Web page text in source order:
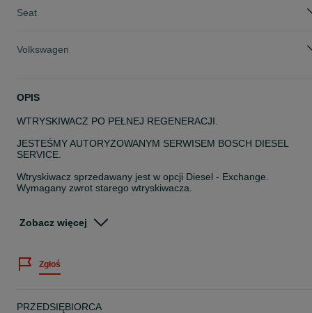
Seat
Volkswagen
OPIS
WTRYSKIWACZ PO PEŁNEJ REGENERACJI.
JESTEŚMY AUTORYZOWANYM SERWISEM BOSCH DIESEL
SERVICE.
Wtryskiwacz sprzedawany jest w opcji Diesel - Exchange.
Wymagany zwrot starego wtryskiwacza.
probierczym marki Ditex JINNY EDX711F. Gwarantujemy
Po naprawie klient otrzymuje 12 miesięczna gwarancję.
Zobacz więcej
Zgłoś
PRZEDSIĘBIORCA